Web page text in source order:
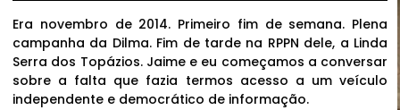
Era novembro de 2014. Primeiro fim de semana. Plena
campanha da Dilma. Fim de tarde na RPPN dele, a Linda
Serra dos Topázios. Jaime e eu começamos a conversar
sobre a falta que fazia termos acesso a um veículo
independente e democrático de informação.